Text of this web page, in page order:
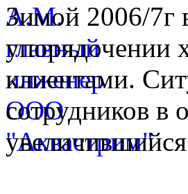
Зимой 2006/7г
упорядочении
клиентами.
сотрудников в